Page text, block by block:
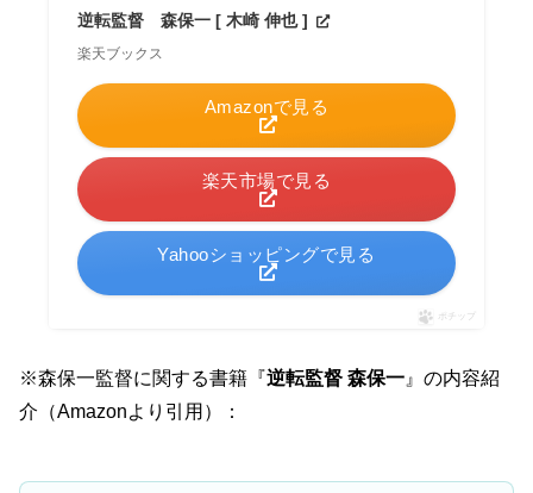
逆転監督 森保一 [ 木崎 伸也 ]
楽天ブックス
Amazonで見る
楽天市場で見る
Yahooショッピングで見る
ポチップ
※森保一監督に関する書籍『逆転監督 森保一 』の内容紹
介（Amazonより引用）：